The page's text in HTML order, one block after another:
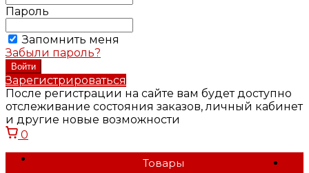
Пароль
Запомнить меня
Забыли пароль?
Зарегистрироваться
После регистрации на сайте вам будет доступно
отслеживание состояния заказов, личный кабинет
и другие новые возможности
0
Товары